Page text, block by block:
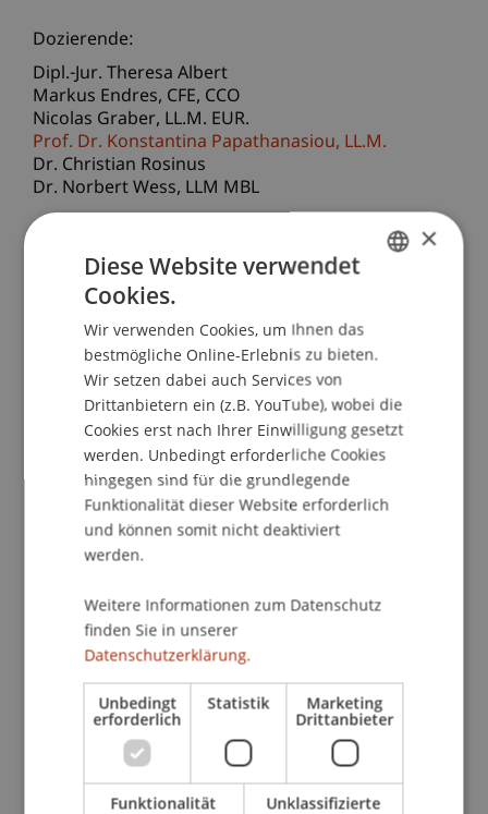
Dozierende:
Dipl.-Jur. Theresa Albert
Markus Endres CFE, CCO
Nicolas Graber LL.M. EUR.
Prof. Dr. Konstantina Papathanasiou LL.M.
Dr. Christian Rosinus
Dr. NorbertWess LLM MBL
Wirtschaftsstrafrecht, Compliance und
Digitalisierung
Die Professur für Wirtschaftsstrafrecht,
Compliance und Digitalisierung führt am 23. Juni
2023 die vierte Tagung "Liechtensteinische
Gespräche zum Wirtschaftsstrafrecht" durch.
Rahmenthema für das vierte "Gespräch" ist die
Criminal Compliance, ein zentraler
Forschungsschwerpunkt der Professur. Das
Strafrecht fungiert immer häufiger als
staatliche Regulierung von ganz
unterschiedlichen Tätigkeitsbereichen geht somit
mit der in jüngster Zeit immer stärker
gewordenen Tendenz einher, durch Compliance
präventiv eine strafrechtliche Selbstkontrolle zu
etablieren. Bei der Criminal Compliance geht es
mit anderen Worten darum,
unternehmensinterne präventive Maßnahmen zu
×
Diese Website verwendet
Cookies.
Wir verwenden Cookies, um Ihnen das
bestmögliche Online-Erlebnis zu bieten.
Wir setzen dabei auch Services von
Drittanbietern ein (z.B. YouTube), wobei die
Cookies erst nach Ihrer Einwilligung gesetzt
werden. Unbedingt erforderliche Cookies
hingegen sind für die grundlegende
Funktionalität dieser Website erforderlich
und können somit nicht deaktiviert
werden.
Weitere Informationen zum Datenschutz
finden Sie in unserer
Datenschutzerklärung.
Unbedingt
erforderlich
Statistik Marketing
Drittanbieter
Funktionalität Unklassifizierte